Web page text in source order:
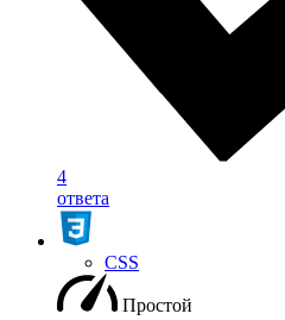
4
ответа
CSS
Простой